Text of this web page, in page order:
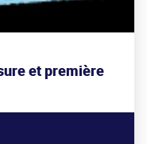
et première